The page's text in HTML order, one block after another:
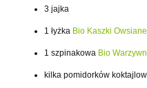
3 jajka
1 łyżka Bio Kaszki
1 szpinakowa Bio
kilka pomidorków